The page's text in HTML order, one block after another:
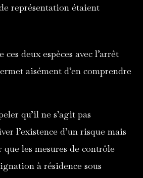
représentation étaient
deux espèces avec l’arrêt
aisément d’en comprendre
qu’il ne s’agit pas
l’existence d’un risque mais
les mesures de contrôle
à résidence sous